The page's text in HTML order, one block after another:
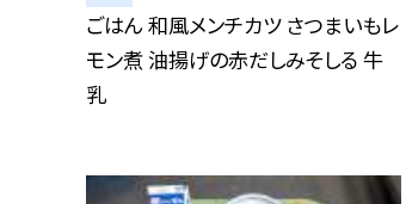
ごはん 和風メンチカツ さつまいもレ
モン煮 油揚げの赤だしみそしる 牛
乳